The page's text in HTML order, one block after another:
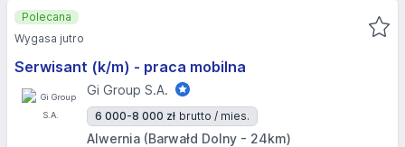
Serwisant (k/m) - praca mobilna
Gi Group S.A.
6 000-8 000 zł brutto / mies.
Alwernia (Barwałd Dolny - 24km)
Polecana
Wygasa jutro